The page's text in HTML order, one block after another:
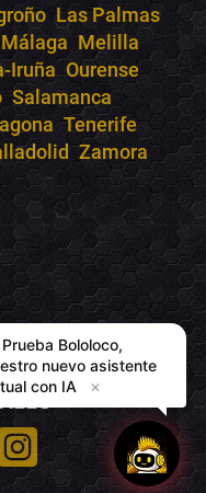
Las Palmas
Málaga Melilla
Iruña Ourense
Salamanca
Tenerife
Zamora
Prueba Bololoco,
nuevo asistente
con IA
✕